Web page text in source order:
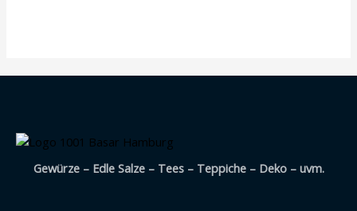
Gewürze – Edle Salze – Tees – Teppiche – Deko – uvm.